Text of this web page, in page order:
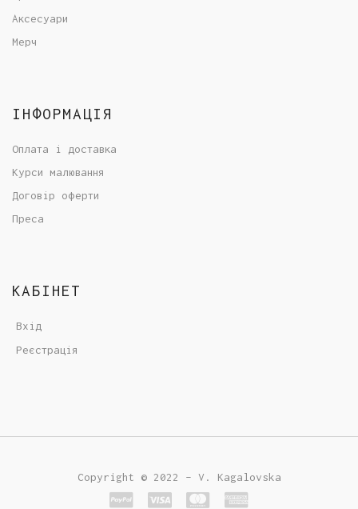
Аксесуари
Мерч
ІНФОРМАЦІЯ
Оплата і доставка
Курси малювання
Договір оферти
Преса
КАБІНЕТ
Вхід
Реєстрація
Copyright © 2022 - V. Kagalovska